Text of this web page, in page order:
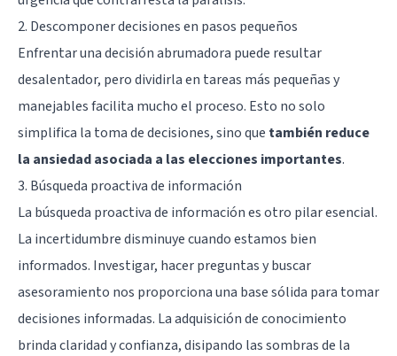
2. Descomponer decisiones en pasos pequeños
Enfrentar una decisión abrumadora puede resultar
desalentador, pero dividirla en tareas más pequeñas y
manejables facilita mucho el proceso. Esto no solo
simplifica la toma de decisiones, sino que también reduce
la ansiedad asociada a las elecciones importantes.
3. Búsqueda proactiva de información
La búsqueda proactiva de información es otro pilar esencial.
La incertidumbre disminuye cuando estamos bien
informados. Investigar, hacer preguntas y buscar
asesoramiento nos proporciona una base sólida para tomar
decisiones informadas. La adquisición de conocimiento
brinda claridad y confianza, disipando las sombras de la